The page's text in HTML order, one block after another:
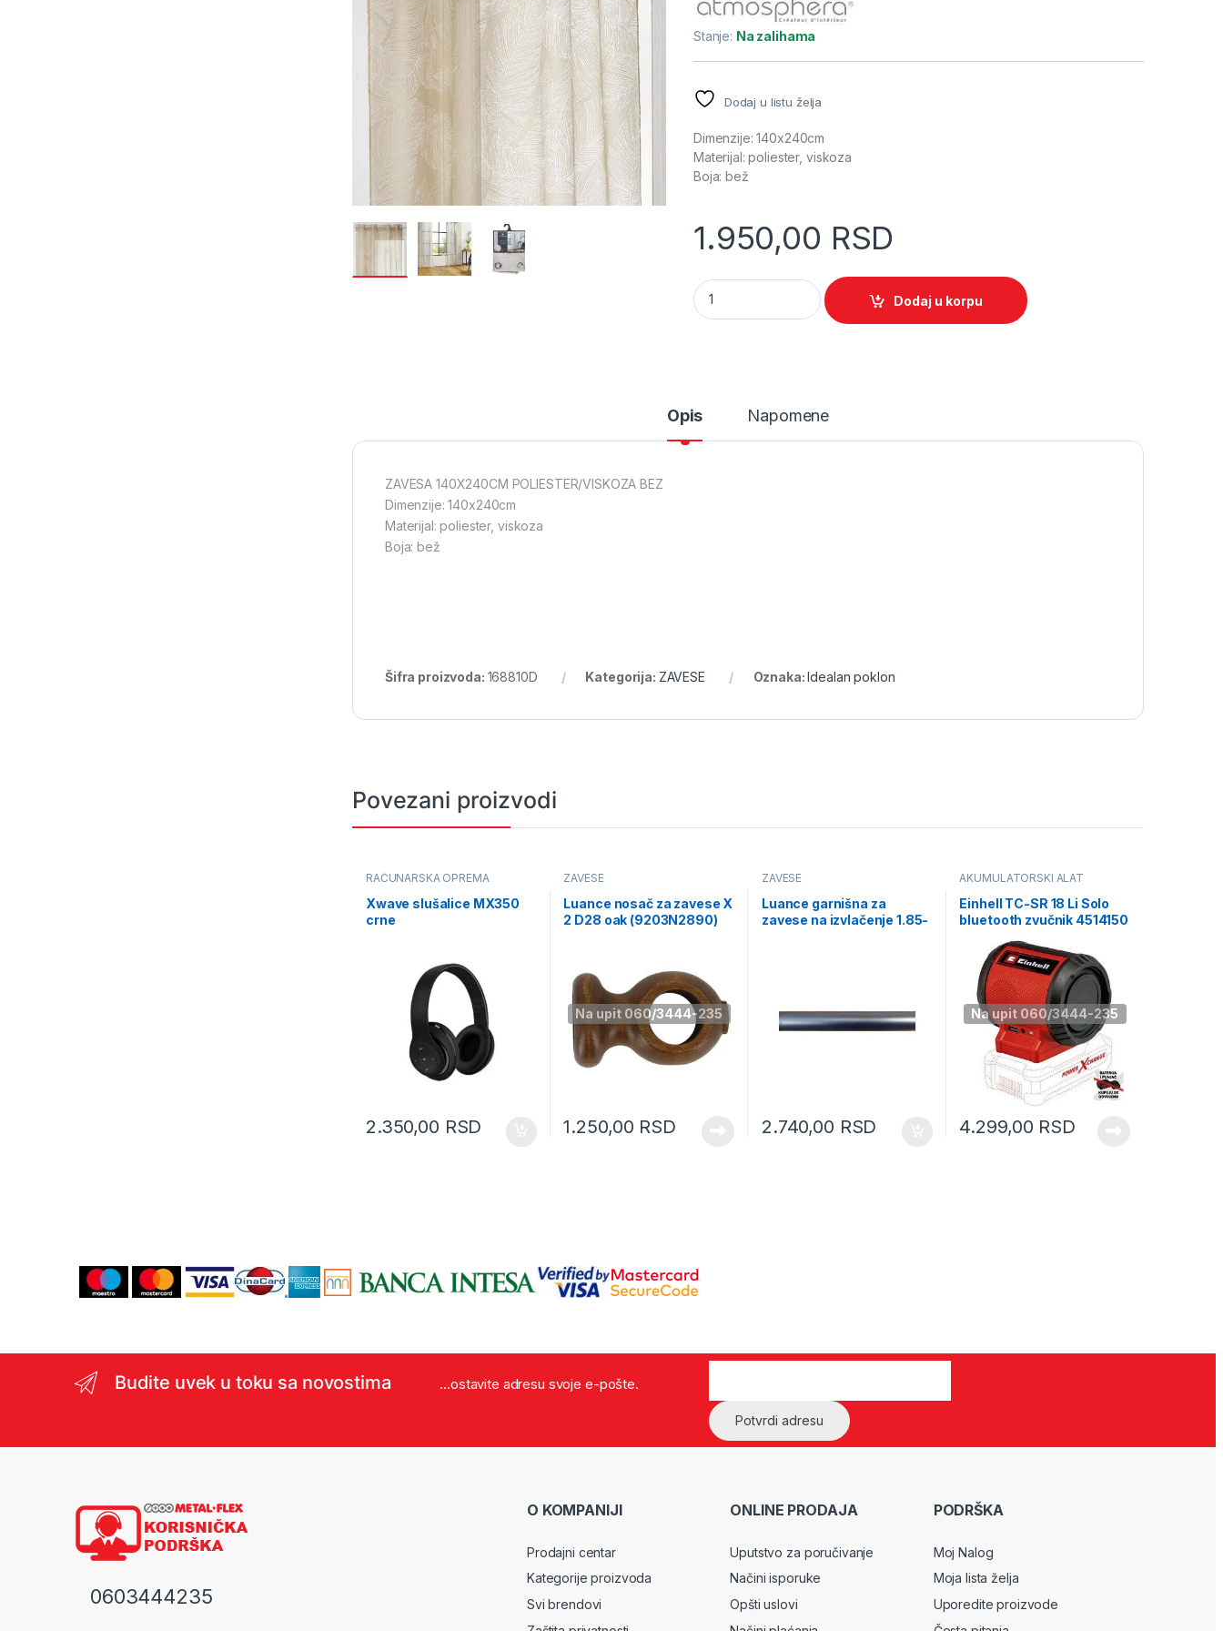
Stanje: Na zalihama
Dodaj u listu želja
Dimenzije: 140x240cm
Materijal: poliester, viskoza
Boja: bež
1.950,00 RSD
Zavesa 140x240cm bež 168810D quantity
Dodaj u korpu
Opis Napomene
ZAVESA 140X240CM POLIESTER/VISKOZA BEZ
Dimenzije: 140x240cm
Materijal: poliester, viskoza
Boja: bež
Šifra proizvoda: 168810D Kategorija: ZAVESE Oznaka:Idealan poklon
Povezani proizvodi
RAČUNARSKA OPREMA
Xwave slušalice MX350
crne
2.350,00 RSD
Na upit 060/3444-235
ZAVESE
Luance nosač za zavese X
2 D28 oak (9203N2890)
1.250,00 RSD
ZAVESE
Luance garnišna za
zavese na izvlačenje 1.85-
2.740,00 RSD
Na upit 060/3444-235
AKUMULATORSKI ALAT
Einhell TC-SR 18 Li Solo
bluetooth zvučnik 4514150
4.299,00 RSD
Budite uvek u toku sa novostima ...ostavite adresu svoje e-pošte.
0603444235
O KOMPANIJI
Prodajni centar
Kategorije proizvoda
Svi brendovi
ONLINE PRODAJA
Uputstvo za poručivanje
Načini isporuke
Opšti uslovi
PODRŠKA
Moj Nalog
Moja lista želja
Uporedite proizvode